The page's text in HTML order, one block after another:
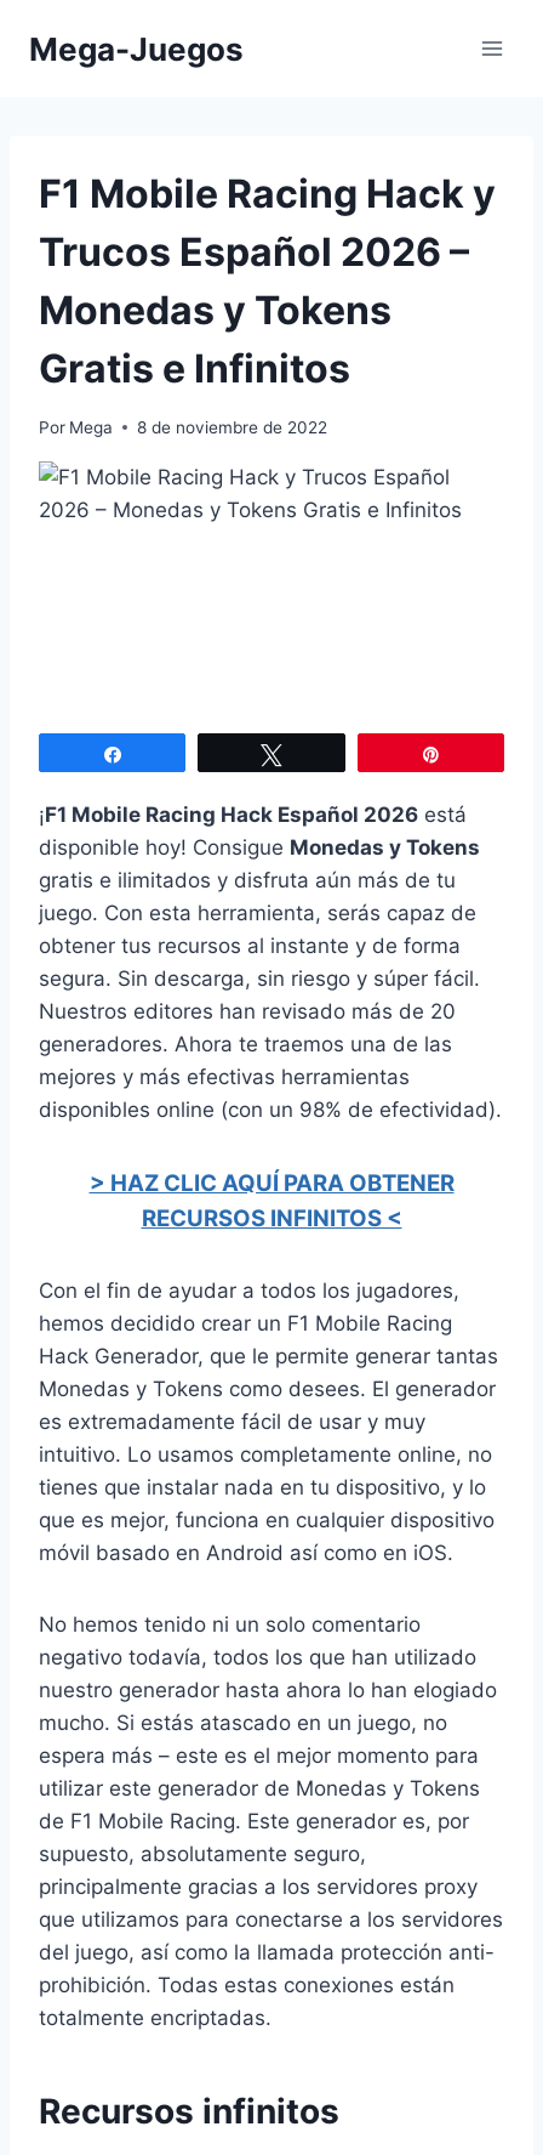
Mega-Juegos
F1 Mobile Racing Hack y
Trucos Español 2026 –
Monedas y Tokens
Gratis e Infinitos
Por Mega 8 de noviembre de 2022
¡F1 Mobile Racing Hack Español 2026 está
disponible hoy! Consigue Monedas y Tokens
gratis e ilimitados y disfruta aún más de tu
juego. Con esta herramienta, serás capaz de
obtener tus recursos al instante y de forma
segura. Sin descarga, sin riesgo y súper fácil.
Nuestros editores han revisado más de 20
generadores. Ahora te traemos una de las
mejores y más efectivas herramientas
disponibles online (con un 98% de efectividad).
> HAZ CLIC AQUÍ PARA OBTENER
RECURSOS INFINITOS <
Con el fin de ayudar a todos los jugadores,
hemos decidido crear un F1 Mobile Racing
Hack Generador, que le permite generar tantas
Monedas y Tokens como desees. El generador
es extremadamente fácil de usar y muy
intuitivo. Lo usamos completamente online, no
tienes que instalar nada en tu dispositivo, y lo
que es mejor, funciona en cualquier dispositivo
móvil basado en Android así como en iOS.
No hemos tenido ni un solo comentario
negativo todavía, todos los que han utilizado
nuestro generador hasta ahora lo han elogiado
mucho. Si estás atascado en un juego, no
espera más – este es el mejor momento para
utilizar este generador de Monedas y Tokens
de F1 Mobile Racing. Este generador es, por
supuesto, absolutamente seguro,
principalmente gracias a los servidores proxy
que utilizamos para conectarse a los servidores
del juego, así como la llamada protección anti-
prohibición. Todas estas conexiones están
totalmente encriptadas.
Recursos infinitos